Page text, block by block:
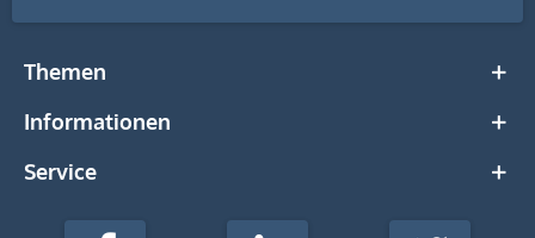
Themen
Informationen
Service
stempel-